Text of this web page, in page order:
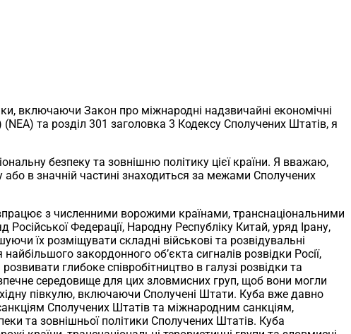
включаючи Закон про міжнародні надзвичайні економічні
(NEA) та розділ 301 заголовка 3 Кодексу Сполучених Штатів, я
безпеку та зовнішню політику цієї країни. Я вважаю,
в значній частині знаходиться за межами Сполучених
з численними ворожими країнами, транснаціональними
Федерації, Народну Республіку Китай, уряд Ірану,
їх розміщувати складні військові та розвідувальні
закордонного об’єкта сигналів розвідки Росії,
глибоке співробітництво в галузі розвідки та
середовище для цих зловмисних груп, щоб вони могли
півкулю, включаючи Сполучені Штати. Куба вже давно
Сполучених Штатів та міжнародним санкціям,
та зовнішньої політики Сполучених Штатів. Куба